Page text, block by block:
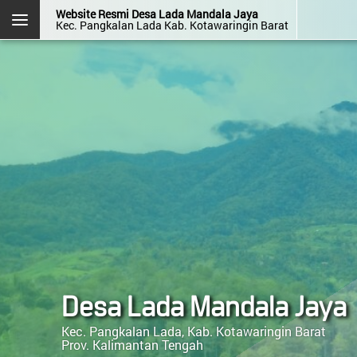
DESA LADA MANDALA JAYA
Prov. Kalimantan Tengah
Layanan
Mandiri
Menu Kategori
Menu Utama
Website Resmi Desa Lada Mandala Jaya
Kec. Pangkalan Lada Kab. Kotawaringin Barat
Desa Lada Mandala Jaya
Kec. Pangkalan Lada, Kab. Kotawaringin Barat
Prov. Kalimantan Tengah